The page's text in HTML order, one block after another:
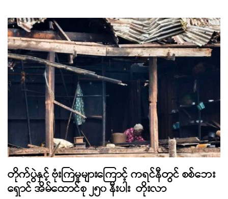
တိုက်ပွဲနှင့် ဗုံးကြဲမှုများကြောင့် ကရင်နီတွင် စစ်ဘေး
ရှောင် အိမ်ထောင်စု ၂၅၀ နီးပါး တိုးလာ